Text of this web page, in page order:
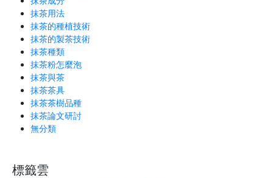
抹茶用法
抹茶的種植技術
抹茶的製茶技術
抹茶種類
抹茶粉怎麼泡
抹茶與茶
抹茶茶具
抹茶茶樹品種
抹茶論文研討
無分類
標籤雲